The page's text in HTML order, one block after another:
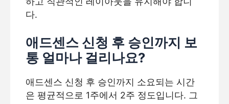
다.
애드센스 신청 후 승인까지 보
통 얼마나 걸리나요?
애드센스 신청 후 승인까지 소요되는 시간
은 평균적으로 1주에서 2주 정도입니다. 그